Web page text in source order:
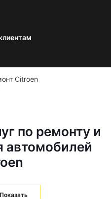
Citroen
по ремонту и
автомобилей